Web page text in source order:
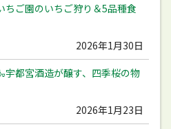
ちご園のいちご狩り＆5品種食
2026年1月30日
宇都宮酒造が醸す、四季桜の物
2026年1月23日